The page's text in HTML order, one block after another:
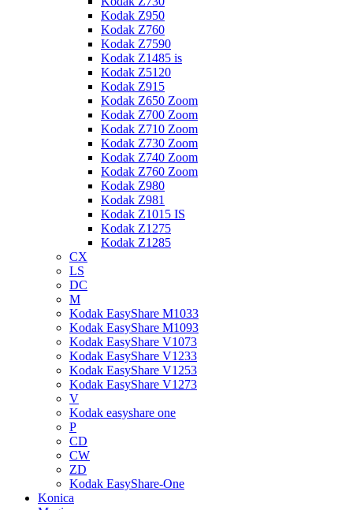
Kodak Z950
Kodak Z760
Kodak Z7590
Kodak Z1485 is
Kodak Z5120
Kodak Z915
Kodak Z650 Zoom
Kodak Z700 Zoom
Kodak Z710 Zoom
Kodak Z730 Zoom
Kodak Z740 Zoom
Kodak Z760 Zoom
Kodak Z980
Kodak Z981
Kodak Z1015 IS
Kodak Z1275
Kodak Z1285
CX
LS
DC
M
Kodak EasyShare M1033
Kodak EasyShare M1093
Kodak EasyShare V1073
Kodak EasyShare V1233
Kodak EasyShare V1253
Kodak EasyShare V1273
V
Kodak easyshare one
P
CD
CW
ZD
Kodak EasyShare-One
Konica